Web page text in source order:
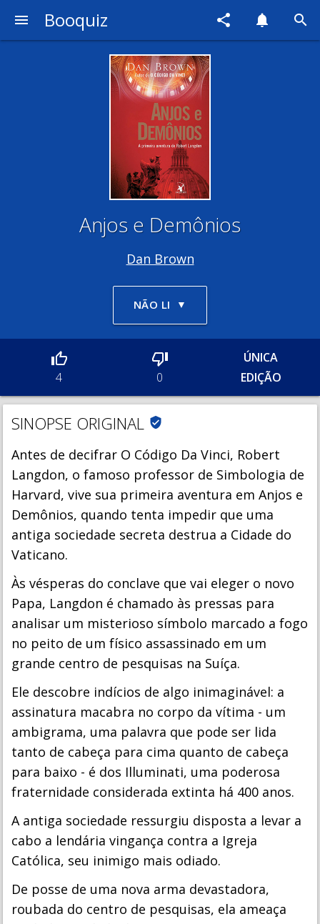
menu Booquiz share notifications search
Anjos e Demônios
Dan Brown
NÃO LI
4 0
ÚNICA
EDIÇÃO
SINOPSE ORIGINAL verified_user
Antes de decifrar O Código Da Vinci, Robert
Langdon, o famoso professor de Simbologia de
Harvard, vive sua primeira aventura em Anjos e
Demônios, quando tenta impedir que uma
antiga sociedade secreta destrua a Cidade do
Vaticano.
Às vésperas do conclave que vai eleger o novo
Papa, Langdon é chamado às pressas para
analisar um misterioso símbolo marcado a fogo
no peito de um físico assassinado em um
grande centro de pesquisas na Suíça.
Ele descobre indícios de algo inimaginável: a
assinatura macabra no corpo da vítima - um
ambigrama, uma palavra que pode ser lida
tanto de cabeça para cima quanto de cabeça
para baixo - é dos Illuminati, uma poderosa
fraternidade considerada extinta há 400 anos.
A antiga sociedade ressurgiu disposta a levar a
cabo a lendária vingança contra a Igreja
Católica, seu inimigo mais odiado.
De posse de uma nova arma devastadora,
roubada do centro de pesquisas, ela ameaça